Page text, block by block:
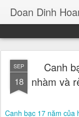
SEP
18
Canh
nhàm và
Canh bạc 17 năm của